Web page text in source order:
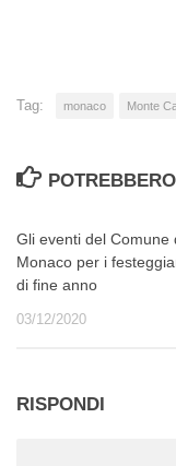
Tag: monaco Monte
Gli eventi del Comune
Monaco per i
di fine anno
03/12/2020
RISPONDI